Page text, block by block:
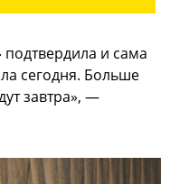
подтвердила и сама
сегодня. Больше
завтра», —